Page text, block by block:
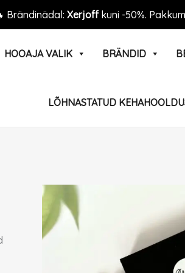
Brändinädal: Xerjoffkuni -50%.
HOOAJA VALIK BRÄNDID
LÕHNASTATUD